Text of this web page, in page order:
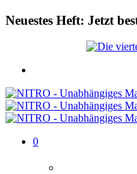
Neuestes Heft: Jetzt
0